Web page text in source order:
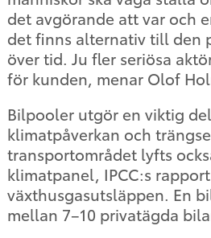
det avgörande att var och
det finns alternativ till den
över tid. Ju fler seriösa
för kunden, menar Olof
Bilpooler utgör en viktig
klimatpåverkan och
transportområdet lyfts
klimatpanel, IPCC:s
växthusgasutsläppen. En
mellan 7–10 privatägda